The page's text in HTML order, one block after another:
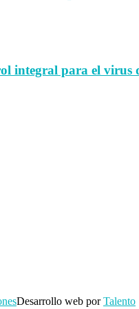
integral para el virus
Desarrollo web porTalento